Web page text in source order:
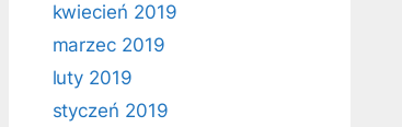
kwiecień 2019
marzec 2019
luty 2019
styczeń 2019